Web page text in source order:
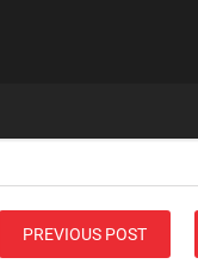
PREVIOUS POST